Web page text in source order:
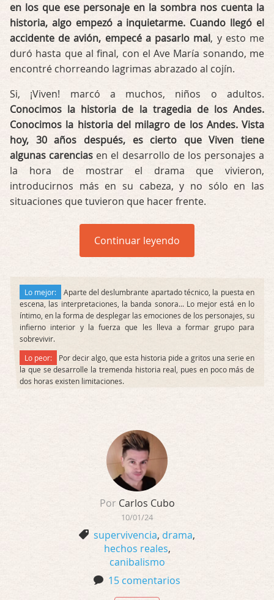
en los que ese personaje en la sombra nos cuenta la
historia, algo empezó a inquietarme. Cuando llegó el
accidente de avión, empecé a pasarlo mal, y esto me
duró hasta que al final, con el Ave María sonando, me
encontré chorreando lagrimas abrazado al cojín.
Si, ¡Viven! marcó a muchos, niños o adultos.
Conocimos la historia de la tragedia de los Andes.
Conocimos la historia del milagro de los Andes. Vista
hoy, 30 años después, es cierto que Viven tiene
algunas carencias en el desarrollo de los personajes a
la hora de mostrar el drama que vivieron,
introducirnos más en su cabeza, y no sólo en las
situaciones que tuvieron que hacer frente.
Continuar leyendo
Lo mejor:
Aparte del deslumbrante apartado técnico, la puesta en
escena, las interpretaciones, la banda sonora... Lo mejor está en lo
íntimo, en la forma de desplegar las emociones de los personajes, su
infierno interior y la fuerza que les lleva a formar grupo para
sobrevivir.
Lo peor:
Por decir algo, que esta historia pide a gritos una serie en
la que se desarrolle la tremenda historia real, pues en poco más de
dos horas existen limitaciones.
Por Carlos Cubo
10/01/24
supervivencia, drama,
hechos reales,
canibalismo
15 comentarios